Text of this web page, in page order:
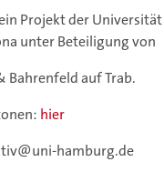
Projekt der
unter Beteiligung von
Bahrenfeld auf Trab.
hier
hamburg.de